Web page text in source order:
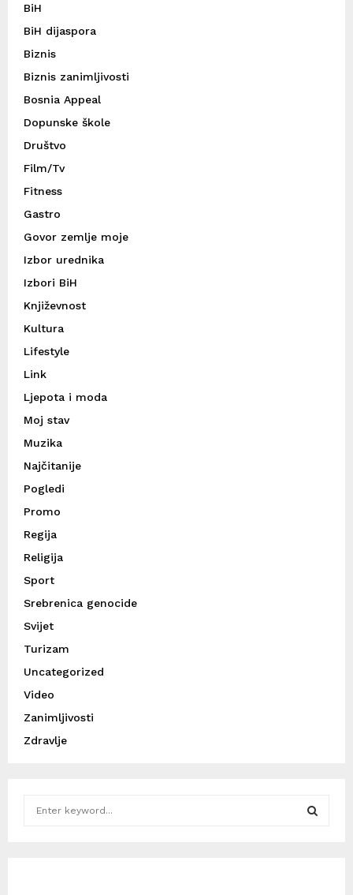
BiH
BiH dijaspora
Biznis
Biznis zanimljivosti
Bosnia Appeal
Dopunske škole
Društvo
Film/Tv
Fitness
Gastro
Govor zemlje moje
Izbor urednika
Izbori BiH
Književnost
Kultura
Lifestyle
Link
Ljepota i moda
Moj stav
Muzika
Najčitanije
Pogledi
Promo
Regija
Religija
Sport
Srebrenica genocide
Svijet
Turizam
Uncategorized
Video
Zanimljivosti
Zdravlje